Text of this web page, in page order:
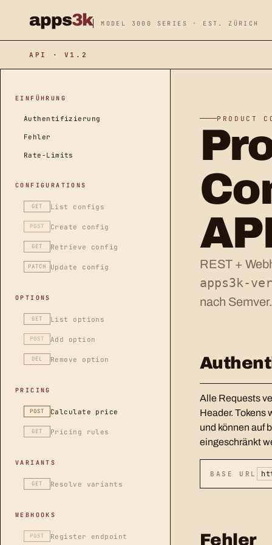
apps3k MODEL 3000 SERIES · EST. ZÜRICH
API · V1.2
EINFÜHRUNG
Authentifizierung
Fehler
Rate-Limits
CONFIGURATIONS
GET List configs
POST Create config
GET Retrieve config
PATCH Update config
OPTIONS
GET List options
POST Add option
DEL Remove option
PRICING
POST Calculate price
GET Pricing rules
VARIANTS
GET Resolve variants
WEBHOOKS
POST Register endpoint
PRODUCT
REST +
apps3k-
nach Semver.
Alle Requests
Header. Tokens
und können auf
eingeschränkt
BASE URL
Fehler